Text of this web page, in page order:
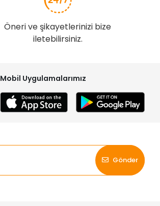
Öneri ve şikayetlerinizi bize
iletebilirsiniz.
Mobil Uygulamalarımız
Gönder